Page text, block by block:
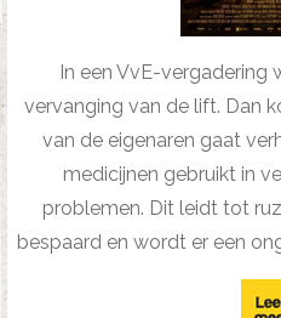
In een VvE-
vervanging van de lift. Dan
van de eigenaren gaat
medicijnen gebruikt in
problemen. Dit leidt tot
bespaard en wordt er een